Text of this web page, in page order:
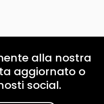
alla nostra
aggiornato o
social.